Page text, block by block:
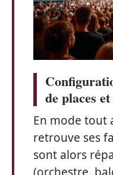
de places
En mode tout
retrouve ses
sont alors